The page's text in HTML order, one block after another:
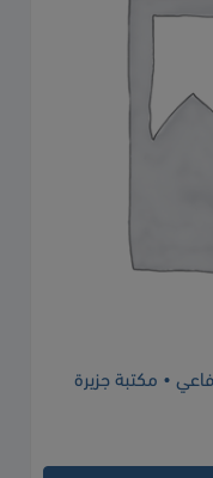
• مكتبة جزيرة